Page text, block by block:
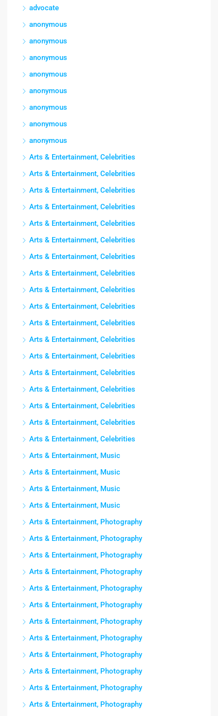
advocate
anonymous
anonymous
anonymous
anonymous
anonymous
anonymous
anonymous
anonymous
Arts & Entertainment, Celebrities
Arts & Entertainment, Celebrities
Arts & Entertainment, Celebrities
Arts & Entertainment, Celebrities
Arts & Entertainment, Celebrities
Arts & Entertainment, Celebrities
Arts & Entertainment, Celebrities
Arts & Entertainment, Celebrities
Arts & Entertainment, Celebrities
Arts & Entertainment, Celebrities
Arts & Entertainment, Celebrities
Arts & Entertainment, Celebrities
Arts & Entertainment, Celebrities
Arts & Entertainment, Celebrities
Arts & Entertainment, Celebrities
Arts & Entertainment, Celebrities
Arts & Entertainment, Celebrities
Arts & Entertainment, Celebrities
Arts & Entertainment, Music
Arts & Entertainment, Music
Arts & Entertainment, Music
Arts & Entertainment, Music
Arts & Entertainment, Photography
Arts & Entertainment, Photography
Arts & Entertainment, Photography
Arts & Entertainment, Photography
Arts & Entertainment, Photography
Arts & Entertainment, Photography
Arts & Entertainment, Photography
Arts & Entertainment, Photography
Arts & Entertainment, Photography
Arts & Entertainment, Photography
Arts & Entertainment, Photography
Arts & Entertainment, Photography